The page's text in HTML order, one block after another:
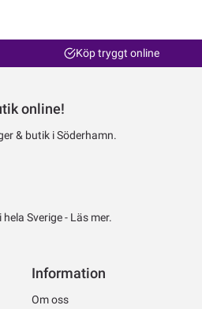
Köp tryggt online
online!
& butik i Söderhamn.
Sverige - Läs mer.
Information
Om oss